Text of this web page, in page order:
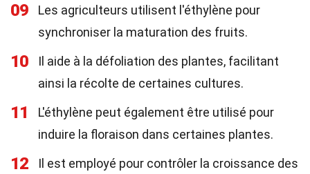
09
Les agriculteurs utilisent l'éthylène pour
synchroniser la maturation des fruits.
10
Il aide à la défoliation des plantes, facilitant
ainsi la récolte de certaines cultures.
11
L'éthylène peut également être utilisé pour
induire la floraison dans certaines plantes.
12
Il est employé pour contrôler la croissance des